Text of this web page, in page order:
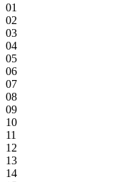
01
02
03
04
05
06
07
08
09
10
11
12
13
14